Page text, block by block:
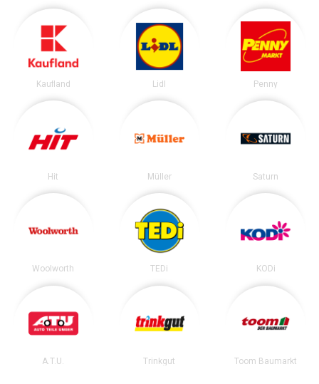
Kaufland Lidl Penny
Hit Müller Saturn
Woolworth TEDi KODi
A.T.U. Trinkgut Toom Baumarkt